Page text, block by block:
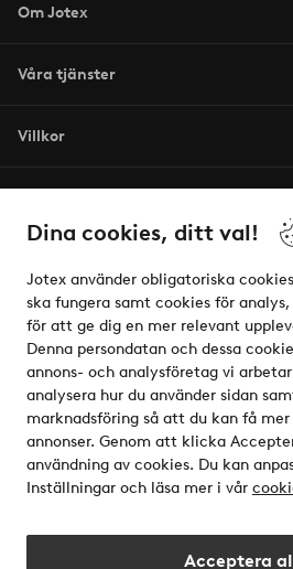
Dina cookies, ditt val!
Jotex använder obligatoriska
ska fungera samt cookies för
för att ge dig en mer relevant
Denna persondatan och dessa
annons- och analysföretag vi
analysera hur du använder sidan
marknadsföring så att du kan få mer
annonser. Genom att klicka
användning av cookies. Du kan
Inställningar och läsa mer i vår
Acceptera
Om Jotex
Våra tjänster
Villkor
Säkra betalningar - Betala
Vill du veta mer om våra
elpy